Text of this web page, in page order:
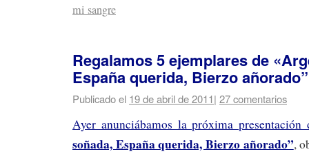
mi sangre
Regalamos 5 ejemplares de
España querida, Bierzo añorado”
Publicado el 19 de abril de 2011| 27 comentarios
Ayer anunciábamos la próxima
soñada, España querida, Bierzo añorado”,